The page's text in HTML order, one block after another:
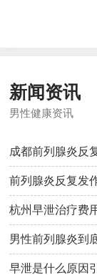
新闻资讯
男性健康资讯
成都前列腺炎反
前列腺炎反复发
杭州早泄治疗费
男性前列腺炎到
早泄是什么原因